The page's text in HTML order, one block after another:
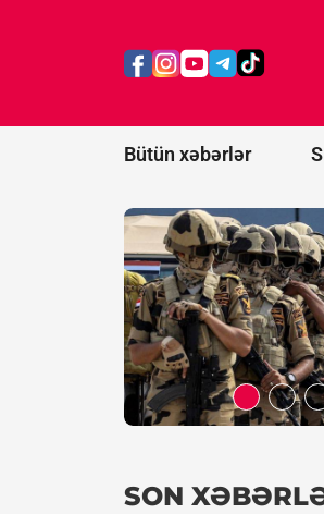
Bütün xəbərlər
Səudiyyə
qoşulmadı?
SON